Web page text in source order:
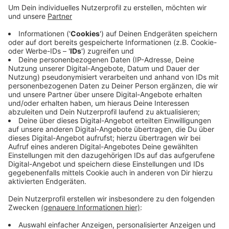
kümmert sich um die Ronsdorfer Anlagen und
sagt, er sei dadurch der Hauptbetroffene des
Projektes. Zwei Hektar des Parks würden verloren
gehen und es gebe für die Anlagen keinen
Lärmschutz. Er bittet weiter um Spenden, um das
Gerichtsverfahren erfolgreich zu bestreiten. Das
Eilverfahren würde den Ausbau gegebenenfalls auf
Eis legen, bis ein Urteil in der Hauptsache fällt.
Veröffentlicht:Donnerstag, 15.08.2024 11:59
Anzeige
Anzeige